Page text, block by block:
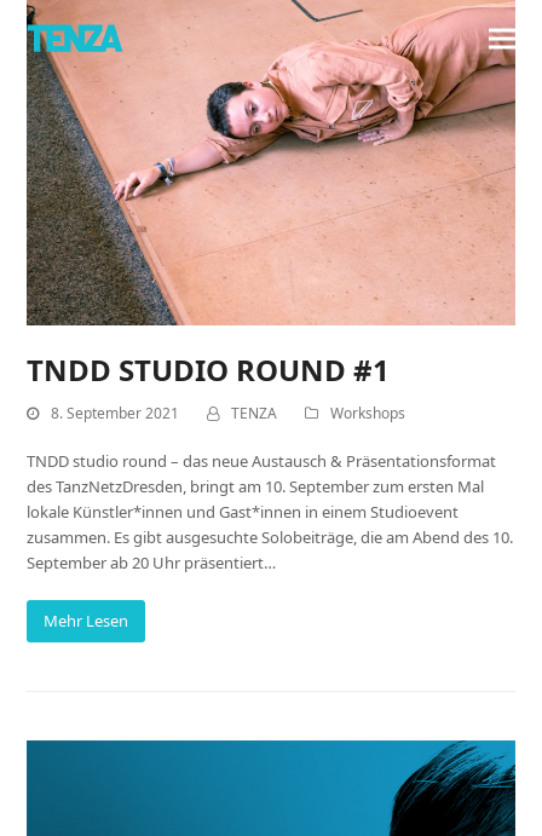
TNDD STUDIO ROUND #1
8. September 2021 TENZA Workshops
TNDD studio round – das neue Austausch & Präsentationsformat
des TanzNetzDresden, bringt am 10. September zum ersten Mal
lokale Künstler*innen und Gast*innen in einem Studioevent
zusammen. Es gibt ausgesuchte Solobeiträge, die am Abend des 10.
September ab 20 Uhr präsentiert…
Mehr Lesen